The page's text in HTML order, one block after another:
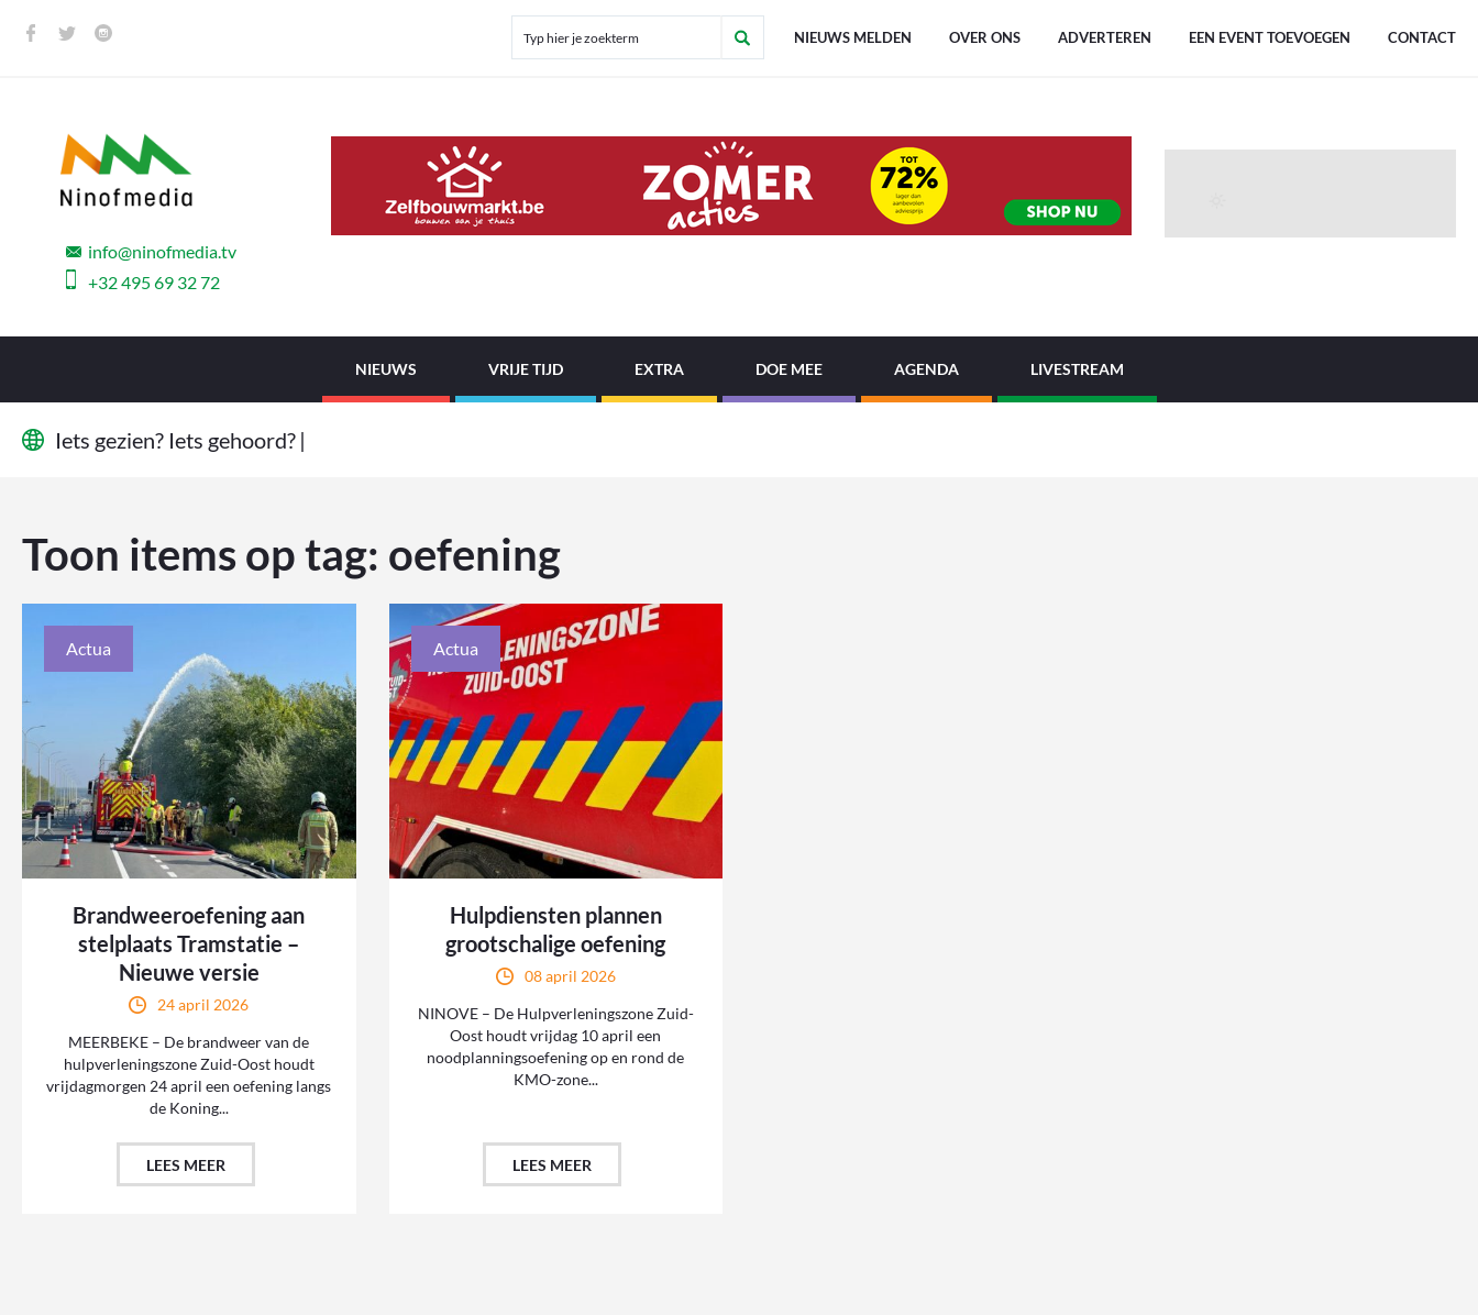
NIEUWS MELDEN OVER ONS ADVERTEREN EEN EVENT TOEVOEGEN CONTACT
info@ninofmedia.tv
+32 495 69 32 72
NIEUWS VRIJE TIJD EXTRA DOE MEE AGENDA LIVESTREAM
Iets gezien? Iets gehoord? W
Toon items op tag: oefening
Actua
Brandweeroefening aan
stelplaats Tramstatie –
Nieuwe versie
24 april 2026
MEERBEKE – De brandweer van de
hulpverleningszone Zuid-Oost houdt
vrijdagmorgen 24 april een oefening langs
de Koning...
LEES MEER
Actua
Hulpdiensten plannen
grootschalige oefening
08 april 2026
NINOVE – De Hulpverleningszone Zuid-
Oost houdt vrijdag 10 april een
noodplanningsoefening op en rond de
KMO-zone...
LEES MEER